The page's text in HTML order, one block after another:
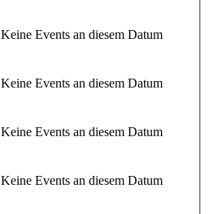
Keine Events an diesem Datum
Keine Events an diesem Datum
Keine Events an diesem Datum
Keine Events an diesem Datum